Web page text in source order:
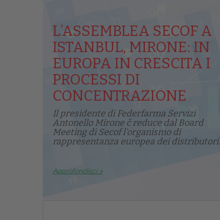
L’ASSEMBLEA SECOF A
ISTANBUL, MIRONE: IN
EUROPA IN CRESCITA I
PROCESSI DI
CONCENTRAZIONE
Il presidente di Federfarma Servizi
Antonello Mirone č reduce dal Board
Meeting di Secof l'organismo di
rappresentanza europea dei
Approfondisci >